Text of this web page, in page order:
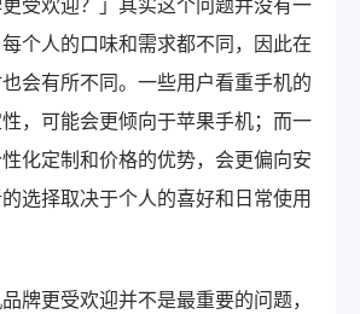
更受欢迎？」其实这个问题并没有一
个人的口味和需求都不同，因此在
会有所不同。一些用户看重手机的
，可能会更倾向于苹果手机；而一
化定制和价格的优势，会更偏向安
选择取决于个人的喜好和日常使用
牌更受欢迎并不是最重要的问题，